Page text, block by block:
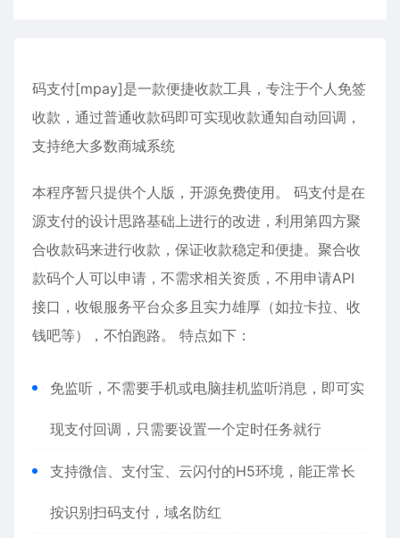
码支付[mpay]是一款便捷收款工具，专注于个人免签
收款，通过普通收款码即可实现收款通知自动回调，
支持绝大多数商城系统
本程序暂只提供个人版，开源免费使用。 码支付是在
源支付的设计思路基础上进行的改进，利用第四方聚
合收款码来进行收款，保证收款稳定和便捷。聚合收
款码个人可以申请，不需求相关资质，不用申请API
接口，收银服务平台众多且实力雄厚（如拉卡拉、收
钱吧等），不怕跑路。 特点如下：
免监听，不需要手机或电脑挂机监听消息，即可实
现支付回调，只需要设置一个定时任务就行
支持微信、支付宝、云闪付的H5环境，能正常长
按识别扫码支付，域名防红